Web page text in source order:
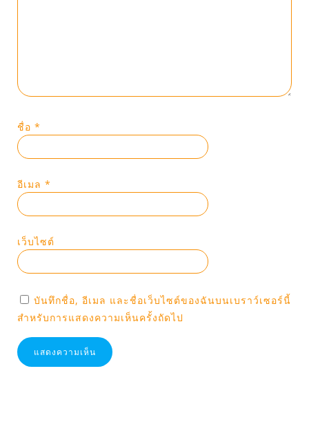
ชื่อ *
อีเมล *
เว็บไซต์
บันทึกชื่อ, อีเมล และชื่อเว็บไซต์ของฉันบนเบราว์เซอร์นี้
สำหรับการแสดงความเห็นครั้งถัดไป